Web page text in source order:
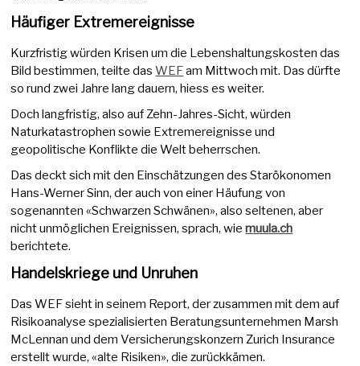
Häufiger Extremereignisse
Kurzfristig würden Krisen um die Lebenshaltungskosten das
Bild bestimmen, teilte dasWEFam Mittwoch mit. Das dürfte
so rund zwei Jahre lang dauern, hiess es weiter.
Doch langfristig, also auf Zehn-Jahres-Sicht, würden
Naturkatastrophen sowie Extremereignisse und
geopolitische Konflikte die Welt beherrschen.
Das deckt sich mit den Einschätzungen des Starökonomen
Hans-Werner Sinn, der auch von einer Häufung von
sogenannten «Schwarzen Schwänen», also seltenen, aber
nicht unmöglichen Ereignissen, sprach, wiemuula.ch
berichtete.
Handelskriege und Unruhen
Das WEF sieht in seinem Report, der zusammen mit dem auf
Risikoanalyse spezialisierten Beratungsunternehmen Marsh
McLennan und dem Versicherungskonzern Zurich Insurance
erstellt wurde, «alte Risiken», die zurückkämen.